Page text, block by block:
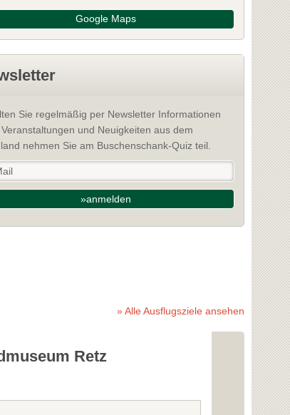
Google Maps
Sie regelmäßig per Newsletter Informationen
und Neuigkeiten aus dem
nehmen Sie am Buschenschank-Quiz teil.
»anmelden
» Alle Ausflugsziele ansehen
Retz